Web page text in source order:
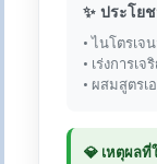
✨ ประโย
• ไนโตรเจ
• เร่งการเ
• ผสมสูตรเ
💎 เหตุผล